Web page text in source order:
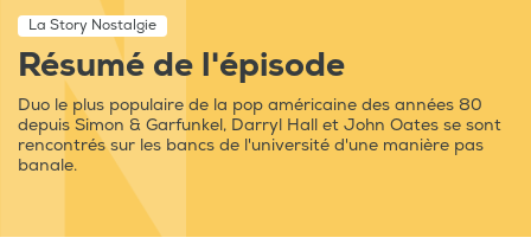
La Story Nostalgie
Résumé de l'épisode
Duo le plus populaire de la pop américaine des années 80
depuis Simon & Garfunkel, Darryl Hall et John Oates se sont
rencontrés sur les bancs de l'université d'une manière pas
banale.